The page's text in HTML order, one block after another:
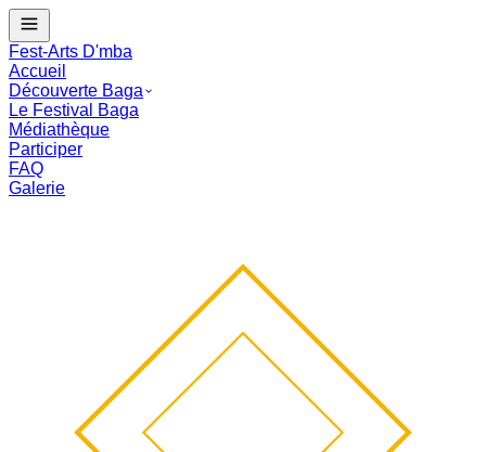
J - --
Le Festival Baga commence dans :
Fest-Arts D'mba
Accueil
Découverte Baga
Le Festival Baga
Médiathèque
Participer
FAQ
Galerie